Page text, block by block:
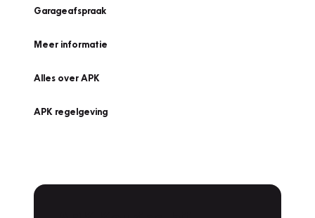
Garageafspraak
Meer informatie
Alles over APK
APK regelgeving